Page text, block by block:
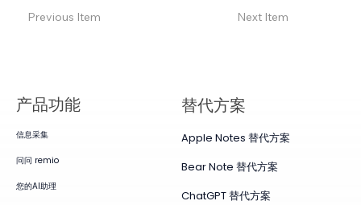
Previous Item Next Item
产品​功能
信息采集
问问 remio
您的AI助理
替代方案
Apple Notes 替代方案
Bear Note 替代方案
ChatGPT 替代方案